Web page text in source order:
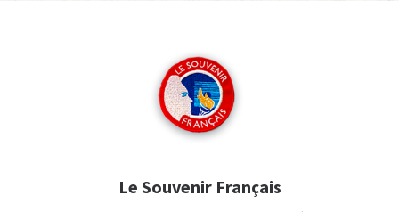
Le Souvenir Français